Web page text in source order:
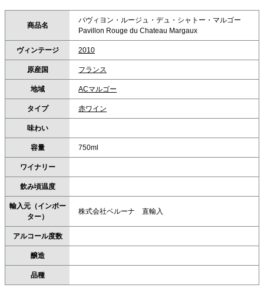
商品名
パヴィヨン・ルージュ・デュ・シャトー・マルゴー
Pavillon Rouge du Chateau Margaux
ヴィンテージ 2010
原産国 フランス
地域 ACマルゴー
タイプ 赤ワイン
味わい
容量 750ml
ワイナリー
飲み頃温度
輸入元（インポー
ター）
株式会社ベルーナ 直輸入
アルコール度数
醸造
品種